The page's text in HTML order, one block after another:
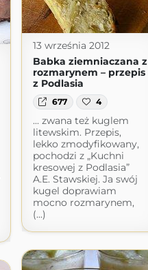
13 września 2012
Babka ziemniaczana z
rozmarynem – przepis
z Podlasia
677 4
... zwana też kuglem
litewskim. Przepis,
lekko zmodyfikowany,
pochodzi z „Kuchni
kresowej z Podlasia”
A.E. Stawskiej. Ja swój
kugel doprawiam
mocno rozmarynem,
(...)